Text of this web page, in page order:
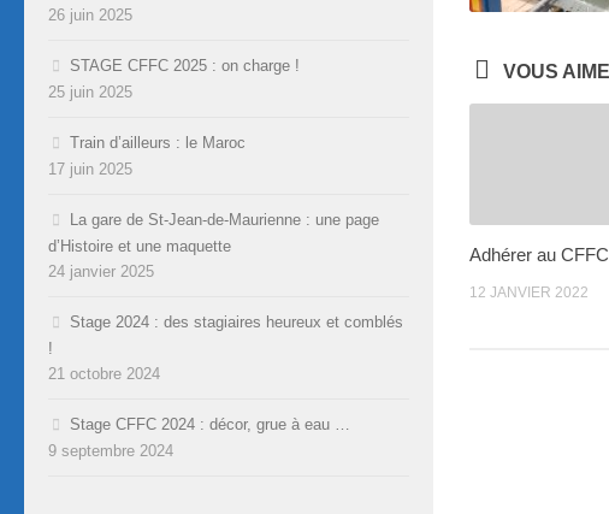
VOUS
Adhérer au CFFC
12 JANVIER 2022
26 juin 2025
STAGE CFFC 2025 : on charge !
25 juin 2025
Train d’ailleurs : le Maroc
17 juin 2025
La gare de St-Jean-de-Maurienne : une page
d’Histoire et une maquette
24 janvier 2025
Stage 2024 : des stagiaires heureux et comblés
!
21 octobre 2024
Stage CFFC 2024 : décor, grue à eau …
9 septembre 2024